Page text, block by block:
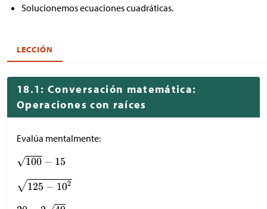
Solucionemos ecuaciones cuadráticas.
LECCIÓN
18.1: Conversación matemática:
Operaciones con raíces
Evalúa mentalmente: